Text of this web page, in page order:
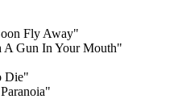
Fly Away"
A Gun In Your Mouth"
Die"